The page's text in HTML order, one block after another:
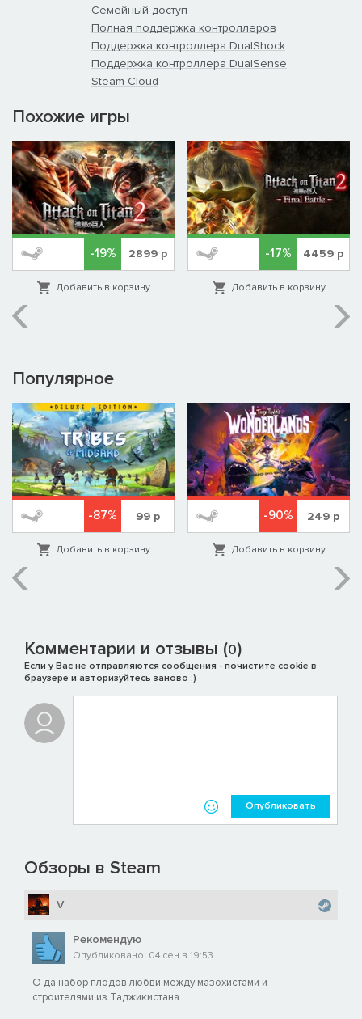
Молоты Дорна
- Геральдика ордена, л. наплечник
- Набор цветов Troll Slayer Orange
- Метка Имперских Кулаков, пр. наголенник
- Метка Имперских Кулаков, л. наголенник
- Фрагмент брони, нагрудник
Imperial Fists Cosmetic Pack доступен в составе сезонного
пропуска 2.
Семейный доступ
Полная поддержка контроллеров
Поддержка контроллера DualShock
Поддержка контроллера DualSense
Steam Cloud
Похожие игры
-19% 2899р
Добавить в корзину
-17% 4459р
Добавить в корзину
Популярное
-87% 99р
Добавить в корзину
-90% 249р
Добавить в корзину
Комментарии и отзывы (0)
Если у Вас не отправляются сообщения - почистите cookie в
браузере и авторизуйтесь заново :)
Опубликовать
Обзоры в Steam
V
Рекомендую
Опубликовано: 04 сен в 19:53
О да,набор плодов любви между мазохистами и
строителями из Таджикистана